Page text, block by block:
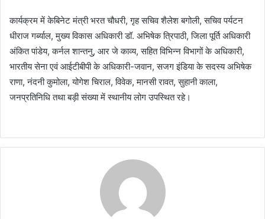
कार्यक्रम में केबिनेट मंत्री भरत चौधरी, गृह सचिव शैलेश बगोली, सचिव पर्यटन
धीराज गर्ब्याल, मुख्य विकास अधिकारी डॉ. अभिषेक त्रिपाठी, जिला पूर्ति अधिकारी
अंकित पांडेय, कर्नल शान्तनु, आर जे काव्य, सहित विभिन्न विभागों के अधिकारी,
भारतीय सेना एवं आईटीबीपी के अधिकारी-जवान, सजग इंडिया के सदस्य अभिषेक
राणा, नंदनी कुमोला, योगेश चिराल, विवेक, मानसी रावत, सुहानी काला,
जनप्रतिनिधि तथा बड़ी संख्या में स्थानीय लोग उपस्थित रहे।